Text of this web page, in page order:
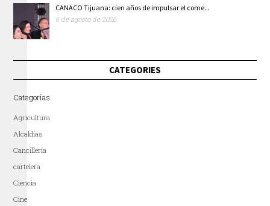
CANACO Tijuana: cien años de impulsar el come...
6 de agosto de 2026
CATEGORIES
Categorías
Agricultura
Alcaldías
Cancillería
cartelera
Ciencia
Cine